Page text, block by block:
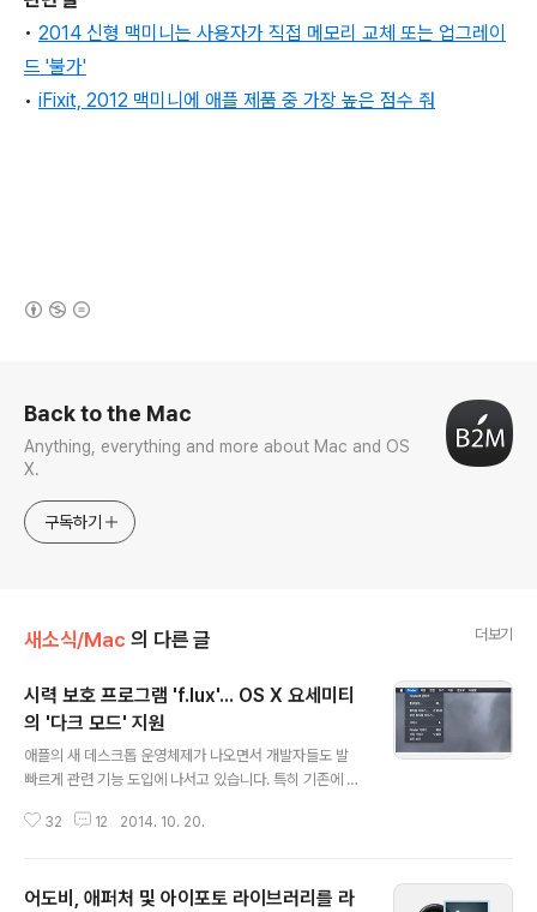
• 2014 신형 맥미니는 사용자가 직접 메모리 교체 또는 업그레이
드 '불가'
• iFixit, 2012 맥미니에 애플 제품 중 가장 높은 점수 줘
Back to the Mac
Anything, everything and more about Mac and OS
X.
구독하기
새소식/Mac 의 다른 글 더보기
시력 보호 프로그램 'f.lux'... OS X 요세미티
의 '다크 모드' 지원
애플의 새 데스크톱 운영체제가 나오면서 개발자들도 발
빠르게 관련 기능 도입에 나서고 있습니다. 특히 기존에 인
서 블로그를 통해 '눈의 건강과 숙면을 위한 프로그램 '이라
기능을 가진 'Lights Out'이라는 유틸리티가 나왔지만, 완
32 12 2014. 10. 20.
어도비, 애퍼처 및 아이포토 라이브러리를 라